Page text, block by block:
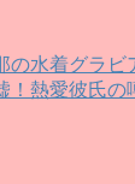
の水着グラビ
！熱愛彼氏の